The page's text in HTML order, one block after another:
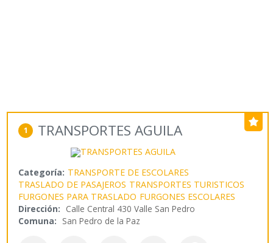
1 TRANSPORTES AGUILA
Categoría: TRANSPORTE DE ESCOLARES
TRASLADO DE PASAJEROS TRANSPORTES TURISTICOS
FURGONES PARA TRASLADO FURGONES ESCOLARES
Dirección: Calle Central 430 Valle San Pedro
Comuna: San Pedro de la Paz